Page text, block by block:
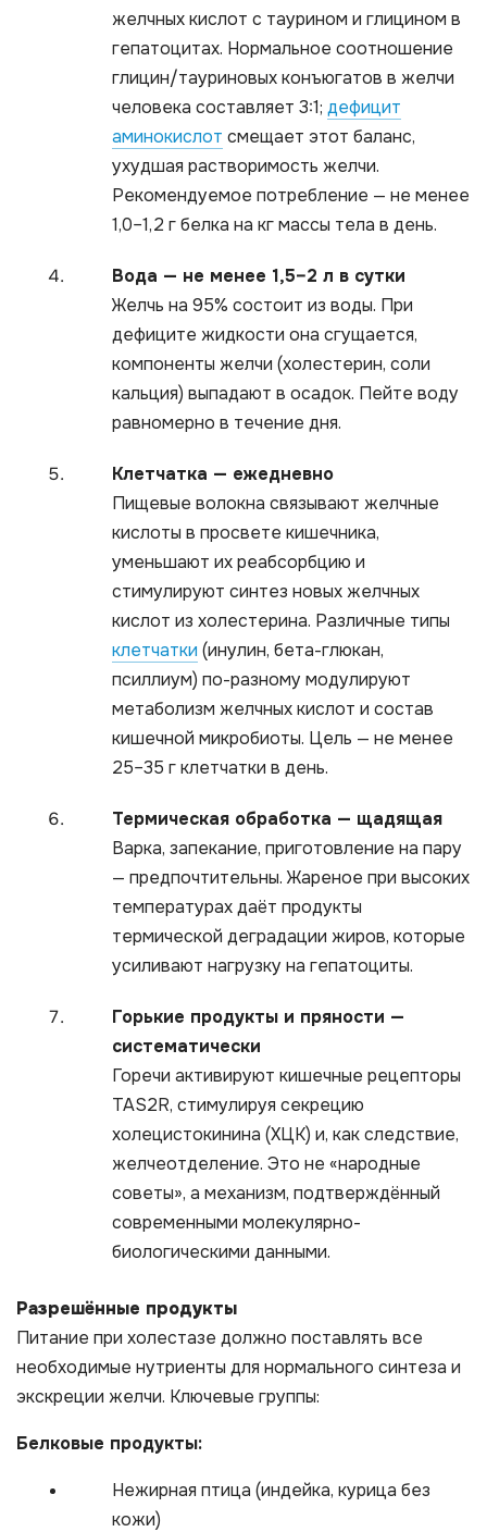
желчных кислот с таурином и глицином в
гепатоцитах. Нормальное соотношение
глицин/тауриновых конъюгатов в желчи
человека составляет 3:1; дефицит
аминокислот смещает этот баланс,
ухудшая растворимость желчи.
Рекомендуемое потребление — не менее
1,0–1,2 г белка на кг массы тела в день.
Вода — не менее 1,5–2 л в сутки
Желчь на 95% состоит из воды. При
дефиците жидкости она сгущается,
компоненты желчи (холестерин, соли
кальция) выпадают в осадок. Пейте воду
равномерно в течение дня.
Клетчатка — ежедневно
Пищевые волокна связывают желчные
кислоты в просвете кишечника,
уменьшают их реабсорбцию и
стимулируют синтез новых желчных
кислот из холестерина. Различные типы
клетчатки (инулин, бета-глюкан,
псиллиум) по-разному модулируют
метаболизм желчных кислот и состав
кишечной микробиоты. Цель — не менее
25–35 г клетчатки в день.
Термическая обработка — щадящая
Варка, запекание, приготовление на пару
— предпочтительны. Жареное при высоких
температурах даёт продукты
термической деградации жиров, которые
усиливают нагрузку на гепатоциты.
Горькие продукты и пряности —
систематически
Горечи активируют кишечные рецепторы
TAS2R, стимулируя секрецию
холецистокинина (ХЦК) и, как следствие,
желчеотделение. Это не «народные
советы», а механизм, подтверждённый
современными молекулярно-
биологическими данными.
Разрешённые продукты
Питание при холестазе должно поставлять все
необходимые нутриенты для нормального синтеза и
экскреции желчи. Ключевые группы:
Белковые продукты:
Нежирная птица (индейка, курица без
кожи)